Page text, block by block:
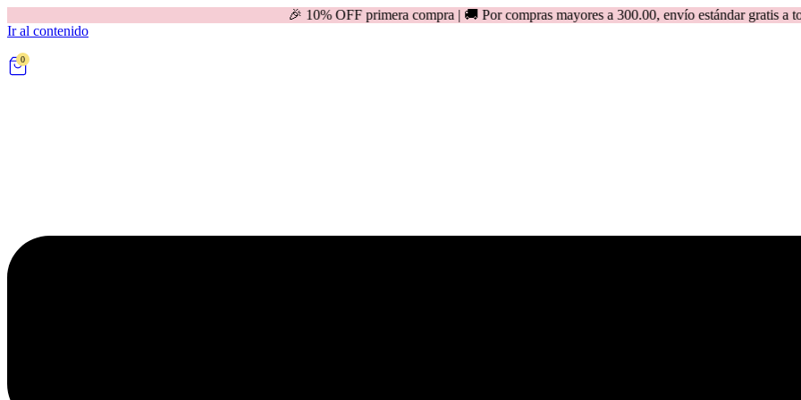
🎉 10% OFF primera compra | 🚚 Por compras mayores a 300.00, envío estándar gratis a todo el
Ir al contenido
0